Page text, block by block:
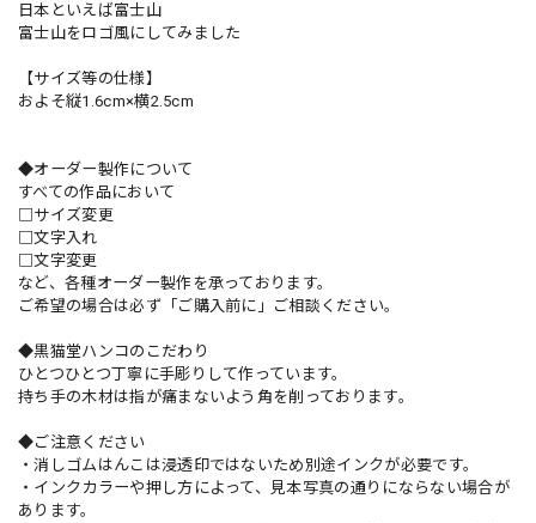
日本といえば富士山
富士山をロゴ風にしてみました
【サイズ等の仕様】
およそ縦1.6cm×横2.5cm
◆オーダー製作について
すべての作品において
□サイズ変更
□文字入れ
□文字変更
など、各種オーダー製作を承っております。
ご希望の場合は必ず「ご購入前に」ご相談ください。
◆黒猫堂ハンコのこだわり
ひとつひとつ丁寧に手彫りして作っています。
持ち手の木材は指が痛まないよう角を削っております。
◆ご注意ください
・消しゴムはんこは浸透印ではないため別途インクが必要です。
・インクカラーや押し方によって、見本写真の通りにならない場合が
あります。